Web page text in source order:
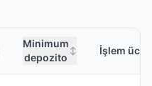
Minimum
depozito
↕ İşlem